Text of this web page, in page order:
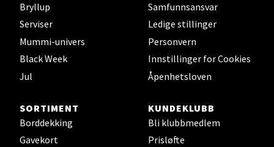
Bryllup
Serviser
Mummi-univers
Black Week
Jul
Samfunnsansvar
Ledige stillinger
Personvern
Innstillinger for Cookies
Åpenhetsloven
SORTIMENT
Borddekking
Gavekort
KUNDEKLUBB
Bli klubbmedlem
Prisløfte
Sortland - Sortland Storsenter
Åpent i dag 10-16
0 i butikk